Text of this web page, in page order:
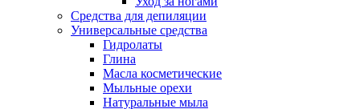
Средства для депиляции
Универсальные средства
Гидролаты
Глина
Масла косметические
Мыльные орехи
Натуральные мыла